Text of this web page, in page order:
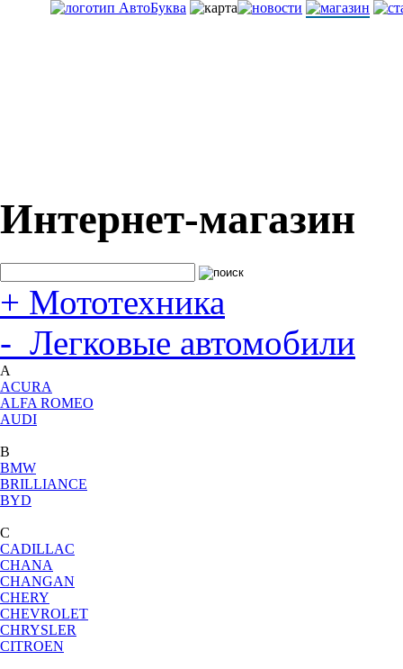
Интернет-магазин
+ Мототехника
- Легковые автомобили
A
ACURA
ALFA ROMEO
AUDI
B
BMW
BRILLIANCE
BYD
C
CADILLAC
CHANA
CHANGAN
CHERY
CHEVROLET
CHRYSLER
CITROEN